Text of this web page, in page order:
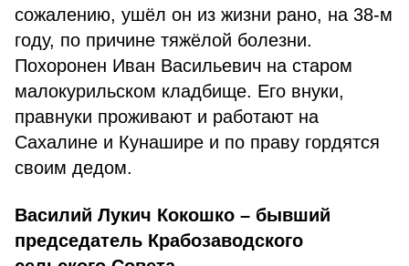
сожалению, ушёл он из жизни рано, на 38-м
году, по причине тяжёлой болезни.
Похоронен Иван Васильевич на старом
малокурильском кладбище. Его внуки,
правнуки проживают и работают на
Сахалине и Кунашире и по праву гордятся
своим дедом.
Василий Лукич Кокошко – бывший
председатель Крабозаводского